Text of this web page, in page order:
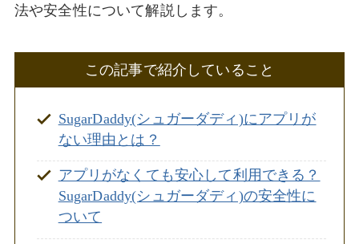
法や安全性について解説します。
この記事で紹介していること
SugarDaddy(シュガーダディ)にアプリが
ない理由とは？
アプリがなくても安心して利用できる？
SugarDaddy(シュガーダディ)の安全性に
ついて